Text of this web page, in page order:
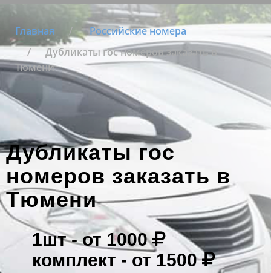
Главная
Российские номера
Дубликаты гос номеров заказать в
Тюмени
Дубликаты гос
номеров заказать в
Тюмени
1шт -от 1000
комплект - от 1500